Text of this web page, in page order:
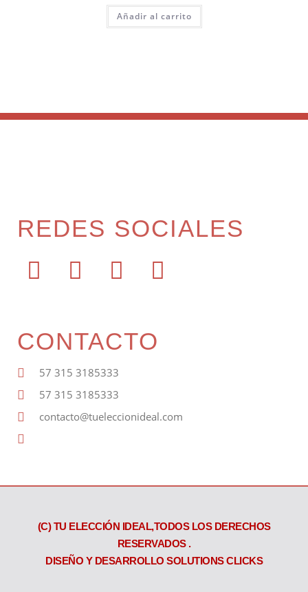
Añadir al carrito
REDES SOCIALES
CONTACTO
57 315 3185333
57 315 3185333
contacto@tueleccionideal.com
(C) TU ELECCIÓN IDEAL,TODOS LOS DERECHOS
RESERVADOS .
DISEÑO Y DESARROLLO SOLUTIONS CLICKS